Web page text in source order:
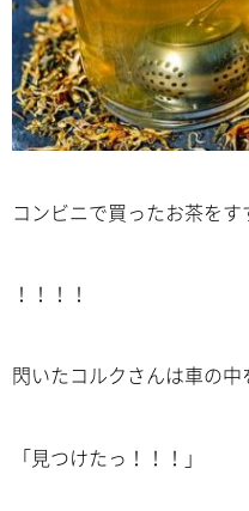
コンビニで買ったお茶を
！！！！
閃いたコルクさんは車の
「見つけたっ！！！」